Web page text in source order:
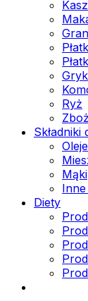
Ryż
Składniki
Oleje
Mąki
Diety